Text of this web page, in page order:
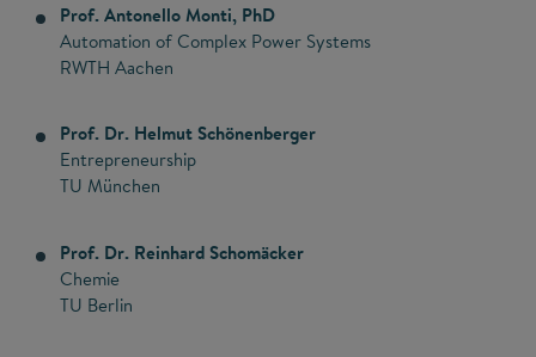
Prof. Antonello Monti, PhD
Automation of Complex Power Systems
RWTH Aachen
Prof. Dr. Helmut Schönenberger
Entrepreneurship
TU München
Prof. Dr. Reinhard Schomäcker
Chemie
TU Berlin